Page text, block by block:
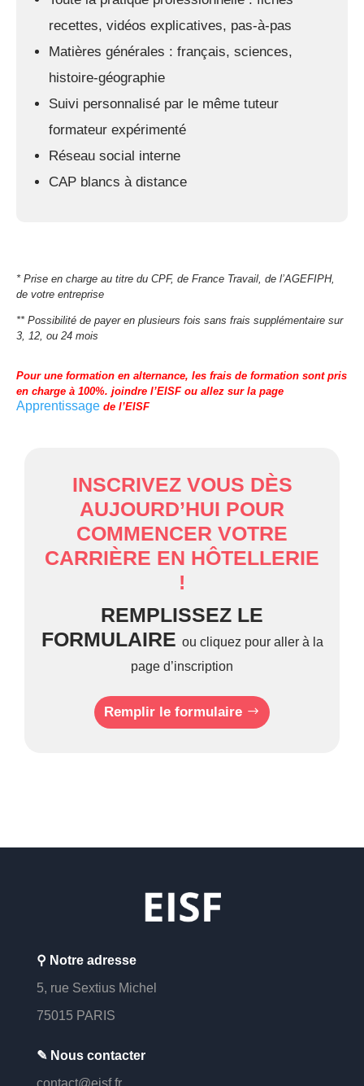
recettes, vidéos explicatives, pas-à-pas
Matières générales : français, sciences,
histoire-géographie
Suivi personnalisé par le même tuteur
formateur expérimenté
Réseau social interne
CAP blancs à distance
* Prise en charge au titre du CPF, de France Travail, de l’AGEFIPH,
de votre entreprise
** Possibilité de payer en plusieurs fois sans frais supplémentaire sur
3, 12, ou 24 mois
Pour une formation en alternance, les frais de formation sont pris
en charge à 100%. joindre l’EISF ou allez sur la page
Apprentissage de l’EISF
INSCRIVEZ VOUS DÈS
AUJOURD’HUI POUR
COMMENCER VOTRE
CARRIÈRE EN HÔTELLERIE
!
REMPLISSEZ LE
FORMULAIRE ou cliquez pour aller à la
page d’inscription
Remplir le formulaire
⚲ Notre adresse
5, rue Sextius Michel
75015 PARIS
✎ Nous contacter